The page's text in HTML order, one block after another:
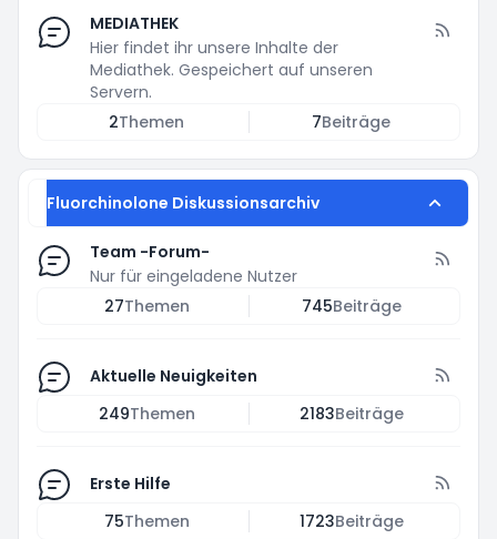
MEDIATHEK
Hier findet ihr unsere Inhalte der
Mediathek. Gespeichert auf unseren
Servern.
2Themen 7Beiträge
Fluorchinolone Diskussionsarchiv
Team -Forum-
Nur für eingeladene Nutzer
27Themen 745Beiträge
Aktuelle Neuigkeiten
249Themen 2183Beiträge
Erste Hilfe
75Themen 1723Beiträge